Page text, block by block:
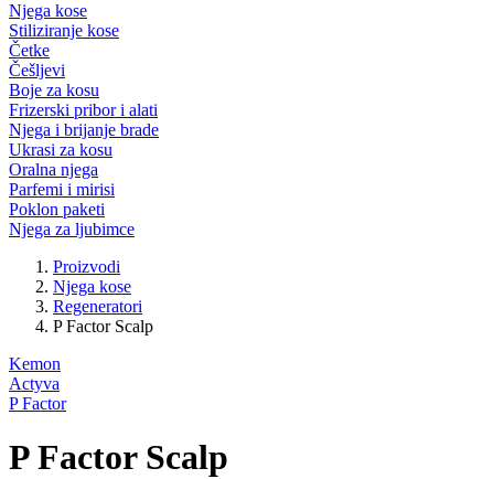
Njega kose
Stiliziranje kose
Četke
Češljevi
Boje za kosu
Frizerski pribor i alati
Njega i brijanje brade
Ukrasi za kosu
Oralna njega
Parfemi i mirisi
Poklon paketi
Njega za ljubimce
Proizvodi
Njega kose
Regeneratori
P Factor Scalp
Kemon
Actyva
P Factor
P Factor Scalp